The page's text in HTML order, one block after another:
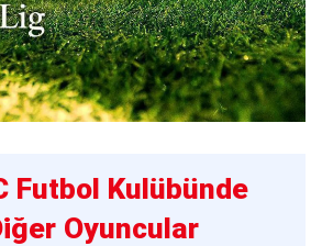
Futbol Kulübünde
Oyuncular